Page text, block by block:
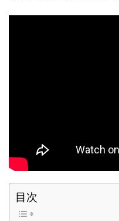
目次